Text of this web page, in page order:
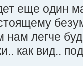
еще один
нам легче
как вид..